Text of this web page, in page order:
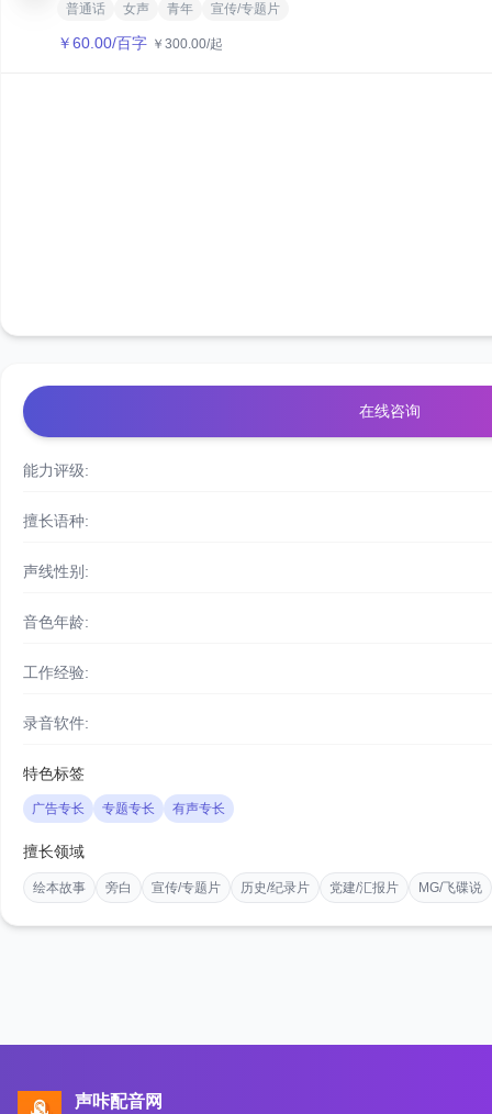
普通话 女声 青年 宣传/专题片
￥60.00/百字 ￥ 300.00/起
在线咨询
能力评级:
擅长语种:
声线性别:
音色年龄:
工作经验:
录音软件:
特色标签
广告专长 专题专长 有声专长
擅长领域
绘本故事 旁白 宣传/专题片 历史/纪录片 党建/汇报片 MG/飞碟说
声咔配音网